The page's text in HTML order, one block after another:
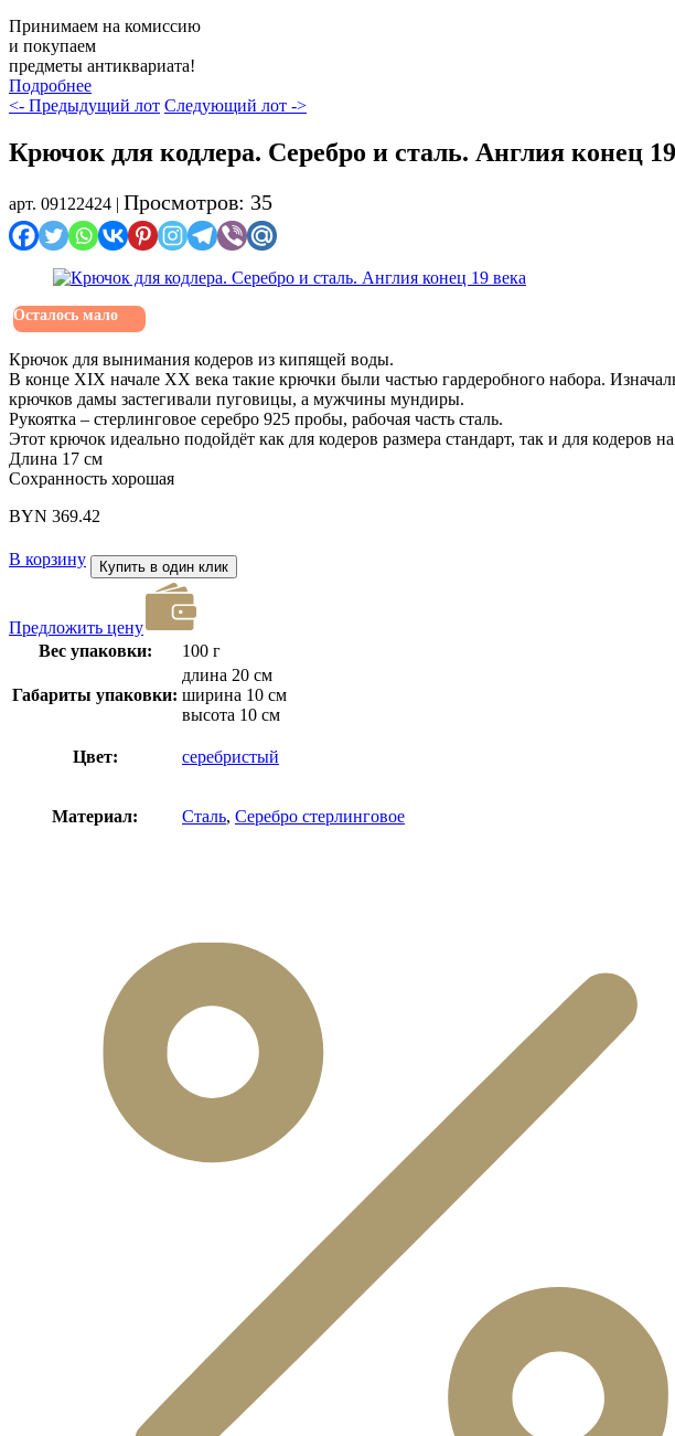
Принимаем на комиссию
и покупаем
предметы антиквариата!
Подробнее
<- Предыдущий лот Следующий лот ->
Крючок для кодлера. Серебро и сталь. Англия конец
арт. 09122424 | Просмотров: 35
Осталось мало
Крючок для вынимания кодеров из кипящей воды.
В конце XIX начале XX века такие крючки были частью гардеробного набора.
крючков дамы застегивали пуговицы, а мужчины мундиры.
Рукоятка – стерлинговое серебро 925 пробы, рабочая часть сталь.
Этот крючок идеально подойдёт как для кодеров размера стандарт, так и для кодеров
Длина 17 см
Сохранность хорошая
BYN 369.42
В корзину Купить в один клик
Предложить цену
Вес упаковки:
100 г
Габариты упаковки:
длина 20 см
ширина 10 см
высота 10 см
Цвет: серебристый
Материал: Сталь, Серебро стерлинговое